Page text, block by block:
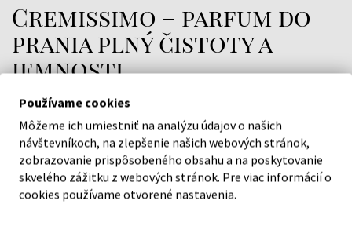
Cremissimo – parfum do
prania plný čistoty a
jemnosti
Cremissimo je vôňa čistoty v jej najjemnejšej podobe. Krémová,
mydlová a upokojujúca – ako pocit čerstvo umytej pokožky.
Nie je výrazne sladká ani kvetinová. Pôsobí prirodzene, čisto a
elegantne. Presne tak, ako keď otvoríte nové obľúbené mydlo.
Vôňa, ktorá na bielizni zostáva dlho a vytvára pocit komfortu počas
celého dňa.
Používame cookies
Môžeme ich umiestniť na analýzu údajov o našich
návštevníkoch, na zlepšenie našich webových stránok,
zobrazovanie prispôsobeného obsahu a na poskytovanie
skvelého zážitku z webových stránok. Pre viac informácií o
cookies používame otvorené nastavenia.